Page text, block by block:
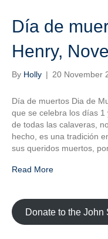
Día de
Henry,
By Holly | 20 November
Día de muertos Dia de
que se celebra los días 1
de todas las calaveras,
hecho, es una tradición
sus queridos muertos,
Read More
Donate to the